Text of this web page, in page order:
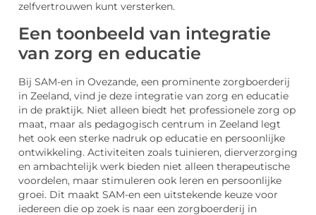
zelfvertrouwen kunt versterken.
Een toonbeeld van integratie
van zorg en educatie
Bij SAM-en in Ovezande, een prominente zorgboerderij
in Zeeland, vind je deze integratie van zorg en educatie
in de praktijk. Niet alleen biedt het professionele zorg op
maat, maar als pedagogisch centrum in Zeeland legt
het ook een sterke nadruk op educatie en persoonlijke
ontwikkeling. Activiteiten zoals tuinieren, dierverzorging
en ambachtelijk werk bieden niet alleen therapeutische
voordelen, maar stimuleren ook leren en persoonlijke
groei. Dit maakt SAM-en een uitstekende keuze voor
iedereen die op zoek is naar een zorgboerderij in